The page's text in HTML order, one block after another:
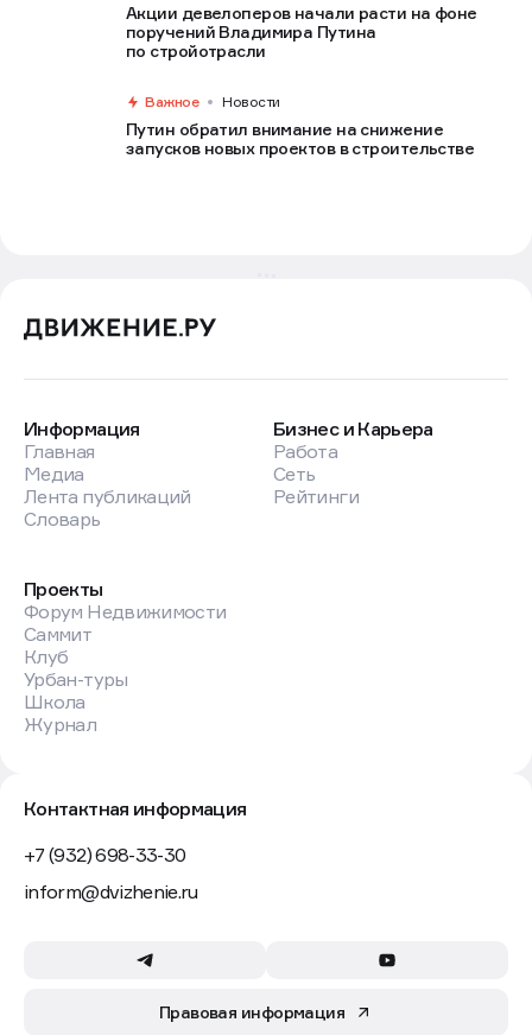
Акции девелоперов начали расти на фоне
поручений Владимира Путина
по стройотрасли
Важное Новости
Путин обратил внимание на снижение
запусков новых проектов в строительстве
Информация
Главная
Медиа
Лента публикаций
Словарь
Бизнес и Карьера
Работа
Сеть
Рейтинги
Проекты
Форум Недвижимости
Саммит
Клуб
Урбан-туры
Школа
Журнал
Контактная информация
+7 (932) 698-33-30
inform@dvizhenie.ru
Правовая информация